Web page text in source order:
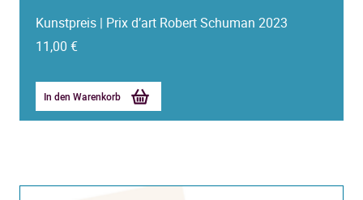
Kunstpreis | Prix d’art Robert Schuman 2023
11,00 €
In den Warenkorb